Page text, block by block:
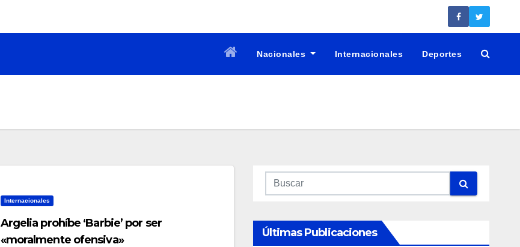
Nacionales Internacionales Deportes
Internacionales
Argelia prohíbe ‘Barbie’ por ser
«moralmente ofensiva»
Últimas Publicaciones